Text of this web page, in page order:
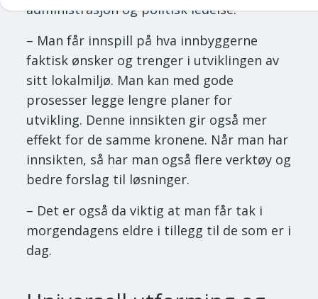
administrasjon og politisk ledelse.
– Man får innspill på hva innbyggerne
faktisk ønsker og trenger i utviklingen av
sitt lokalmiljø. Man kan med gode
prosesser legge lengre planer for
utvikling. Denne innsikten gir også mer
effekt for de samme kronene. Når man har
innsikten, så har man også flere verktøy og
bedre forslag til løsninger.
– Det er også da viktig at man får tak i
morgendagens eldre i tillegg til de som er i
dag.